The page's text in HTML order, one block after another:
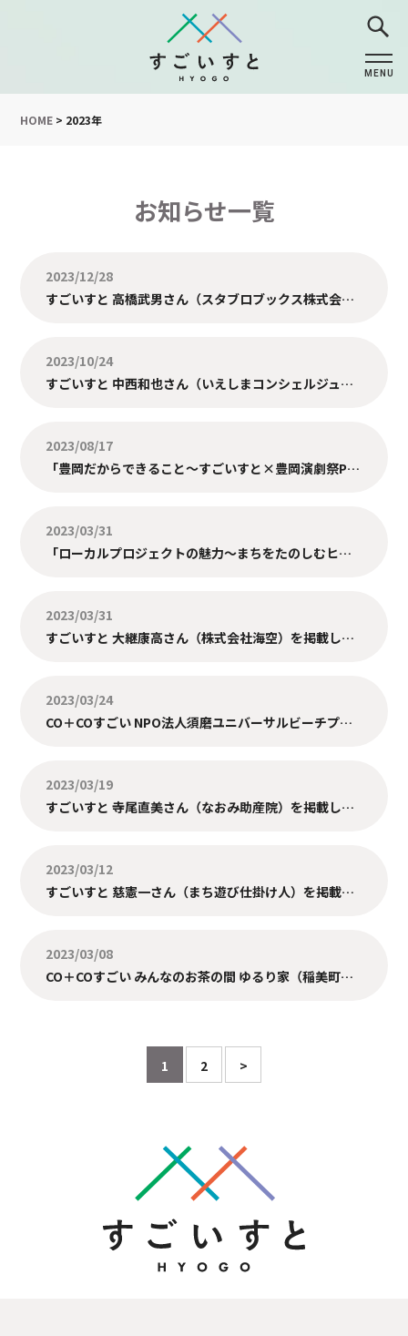
HOME > 2023年
お知らせ一覧
2023/12/28
すごいすと 高橋武男さん（スタブロブックス株式会社）を掲載しました。￼
2023/10/24
すごいすと 中西和也さん（いえしまコンシェルジュ株式会社）を掲載しました。
2023/08/17
「豊岡だからできること〜すごいすと×豊岡演劇祭Play Talk〜」交流イベント開催！
2023/03/31
「ローカルプロジェクトの魅力〜まちをたのしむヒント集〜」イベント開催レポート
2023/03/31
すごいすと 大継康高さん（株式会社海空）を掲載しました。
2023/03/24
CO＋COすごい NPO法人須磨ユニバーサルビーチプロジェクト（神戸市須磨区）を掲載しました。
2023/03/19
すごいすと 寺尾直美さん（なおみ助産院）を掲載しました。
2023/03/12
すごいすと 慈憲一さん（まち遊び仕掛け人）を掲載しました。
2023/03/08
CO＋COすごい みんなのお茶の間 ゆるり家（稲美町）を掲載しました。
1 2 >
MENU